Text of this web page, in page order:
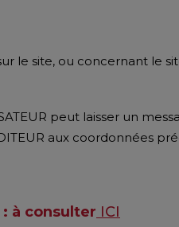
le site, ou concernant le
peut laisser un
aux coordonnées
: à consulter ICI